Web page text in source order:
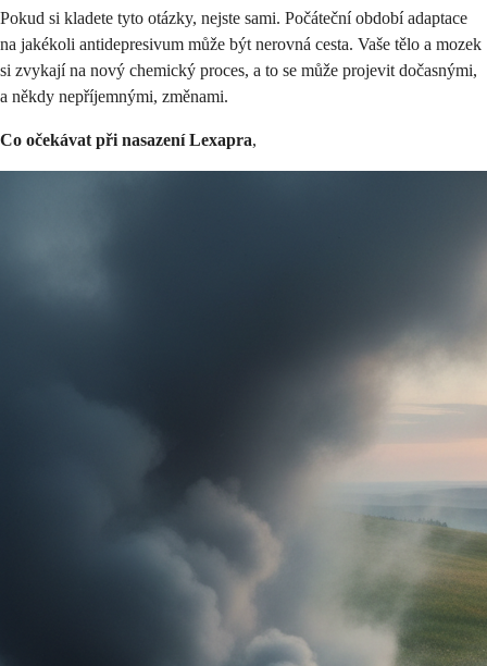
Pokud si kladete tyto otázky, nejste sami. Počáteční období adaptace
na jakékoli antidepresivum může být nerovná cesta. Vaše tělo a mozek
si zvykají na nový chemický proces, a to se může projevit dočasnými,
a někdy nepříjemnými, změnami.
Co očekávat při nasazení Lexapra,